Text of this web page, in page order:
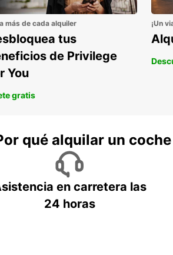
más de cada alquiler
tus
de Privilege
You
gratis
¡Un
qué alquilar un
en carretera las
24 horas